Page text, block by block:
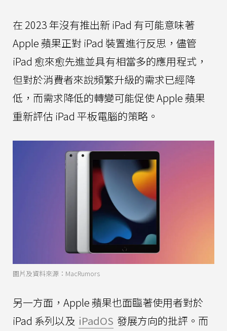
在 2023 年沒有推出新 iPad 有可能意味著
Apple 蘋果正對 iPad 裝置進行反思，儘管
iPad 愈來愈先進並具有相當多的應用程式，
但對於消費者來說頻繁升級的需求已經降
低，而需求降低的轉變可能促使 Apple 蘋果
重新評估 iPad 平板電腦的策略。
圖片及資料來源：MacRumors
另一方面，Apple 蘋果也面臨著使用者對於
iPad 系列以及 iPadOS 發展方向的批評。而